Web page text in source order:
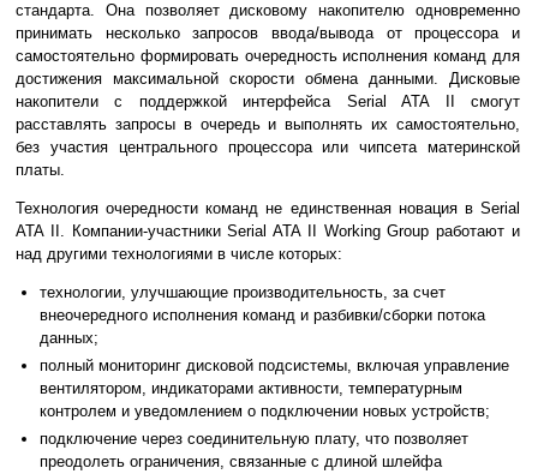
стандарта. Она позволяет дисковому накопителю одновременно
принимать несколько запросов ввода/вывода от процессора и
самостоятельно формировать очередность исполнения команд для
достижения максимальной скорости обмена данными. Дисковые
накопители с поддержкой интерфейса Serial ATA II смогут
расставлять запросы в очередь и выполнять их самостоятельно,
без участия центрального процессора или чипсета материнской
платы.
Технология очередности команд не единственная новация в Serial
ATA II. Компании-участники Serial ATA II Working Group работают и
над другими технологиями в числе которых:
технологии, улучшающие производительность, за счет
внеочередного исполнения команд и разбивки/сборки потока
данных;
полный мониторинг дисковой подсистемы, включая управление
вентилятором, индикаторами активности, температурным
контролем и уведомлением о подключении новых устройств;
подключение через соединительную плату, что позволяет
преодолеть ограничения, связанные с длиной шлейфа